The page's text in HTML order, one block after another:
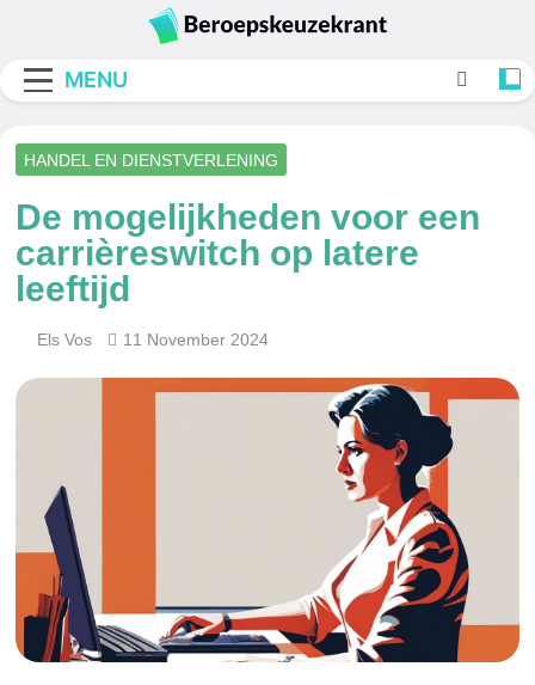
content
MENU
HANDEL EN DIENSTVERLENING
De mogelijkheden voor een
carrièreswitch op latere
leeftijd
Els Vos 11 November 2024